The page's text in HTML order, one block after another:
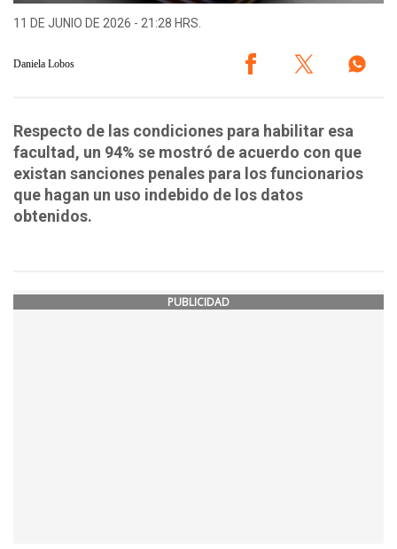
11 DE JUNIO DE 2026 - 21:28 HRS.
Daniela Lobos
Respecto de las condiciones para habilitar esa
facultad, un 94% se mostró de acuerdo con que
existan sanciones penales para los funcionarios
que hagan un uso indebido de los datos
obtenidos.
PUBLICIDAD